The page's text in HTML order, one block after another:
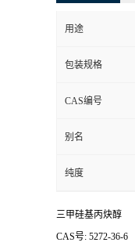
用途
包装规格
CAS编号
别名
纯度
三甲硅基丙炔醇
CAS号: 5272-36-6